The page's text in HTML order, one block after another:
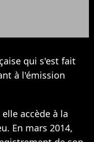
qui s'est fait
à l'émission
accède à la
En mars 2014,